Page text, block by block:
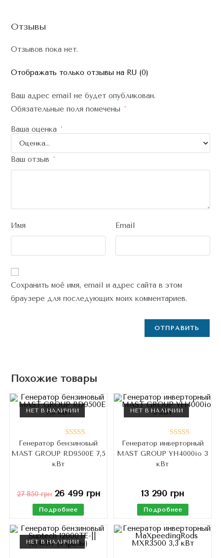
Отзывы
Отзывов пока нет.
Отображать только отзывы на RU (0)
Ваш адрес email не будет опубликован.
Обязательные поля помечены
*
Ваша оценка *
Ваш отзыв *
Имя Email
Сохранить моё имя, email и адрес сайта в этом
браузере для последующих моих комментариев.
Похожие товары
НЕТ В НАЛИЧИИ
Оценка
5.00из 5
Генератор бензиновый
MAST GROUP RD9500E 7,5
кВт
27 850грн 26 499грн
Подробнее
НЕТ В НАЛИЧИИ
Оценка
4.50из 5
Генератор инверторный
MAST GROUP YH4000io 3
кВт
13 290 грн
Подробнее
НЕТ В НАЛИЧИИ